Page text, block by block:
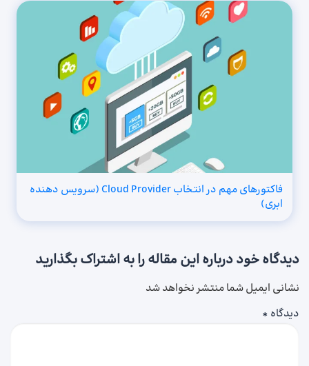
فاکتورهای مهم در انتخاب Cloud Provider (سرویس دهنده
ابری)
دیدگاه خود درباره این مقاله را به اشتراک بگذارید
نشانی ایمیل شما منتشر نخواهد شد
دیدگاه *